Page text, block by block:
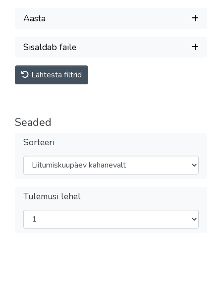
Aasta
Sisaldab faile
Lähtesta filtrid
Seaded
Sorteeri
Tulemusi lehel